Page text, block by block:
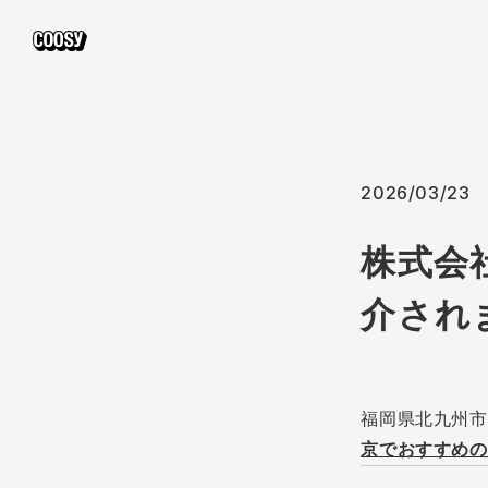
2026/03/23
株式会
介され
福岡県北九州
京でおすすめ